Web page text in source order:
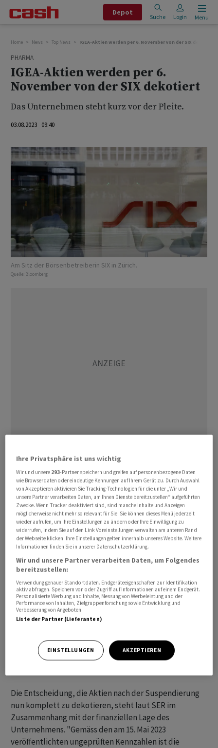
Depot
Suche Login Menu
Home News Top News IGEA-Aktien werden per 6. November von der SIX dekotiert
PHARMA
IGEA-Aktien werden per 6.
November von der SIX dekotiert
Das Unternehmen steht kurz vor der Pleite.
03.08.2023 09:40
Am Sitz der Börsenbetreiberin SIX in Zürich.
Quelle: Bloomberg
im November von der Schweizer Börse SIX
dekotiert. Die Papiere waren bereits im Juni wegen "der
ernsthaft in Frage stehenden Zahlungsfähigkeit" des
Unternehmens vom Handel ausgesetzt worden. Per
sofort bzw. bis zur Dekotierung wird der Handel aber
nochmals aufgenommen.
Am 26. Juni habe die SIX Exchange Regulation (SER) die
Dekotierung sämtlicher Namenaktien derIGEAbeim
Regulatory Board beantragt, am 3. Juli sei dieses dem
Antrag gefolgt, teilte die SER am Donnerstag mit. Die
Dekotierung erfolgt demnach per 6. November, letzter
Handelstag ist der 3. November. Der
Dekotierungsentscheid ist nicht rechtskräftig und kann
Beschwerdeinstanz weitergezogen werden.
Die Entscheidung, die Aktien nach der Suspendierung
nun komplett zu dekotieren, steht laut SER im
Zusammenhang mit der finanziellen Lage des
Unternehmens. "Gemäss den am 15. Mai 2023
veröffentlichten ungeprüften Kennzahlen ist die
Ihre Privatsphäre ist uns wichtig
Wir und unsere 293-Partner speichern und greifen auf personenbezogene Daten
wie Browserdaten oder eindeutige Kennungen auf Ihrem Gerät zu. Durch Auswahl
von Akzeptieren aktivieren Sie Tracking-Technologien für die unter „Wir und
unsere Partner verarbeiten Daten, um Ihnen Dienste bereitzustellen“ aufgeführten
Zwecke. Wenn Tracker deaktiviert sind, sind manche Inhalte und Anzeigen
möglicherweise nicht mehr so relevant für Sie. Sie können dieses Menü jederzeit
wieder aufrufen, um Ihre Einstellungen zu ändern oder Ihre Einwilligung zu
widerrufen, indem Sie auf den Link Voreinstellungen verwalten am unteren Rand
der Webseite klicken. Ihre Einstellungen gelten innerhalb unseres Website. Weitere
Informationen finden Sie in unserer Datenschutzerklärung.
Wir und unsere Partner verarbeiten Daten, um Folgendes
bereitzustellen:
Verwendung genauer Standortdaten. Endgeräteeigenschaften zur Identifikation
aktiv abfragen. Speichern von oder Zugriff auf Informationen auf einem Endgerät.
Personalisierte Werbung und Inhalte, Messung von Werbeleistung und der
Performance von Inhalten, Zielgruppenforschung sowie Entwicklung und
Verbesserung von Angeboten.
Liste der Partner (Lieferanten)
EINSTELLUNGEN AKZEPTIEREN